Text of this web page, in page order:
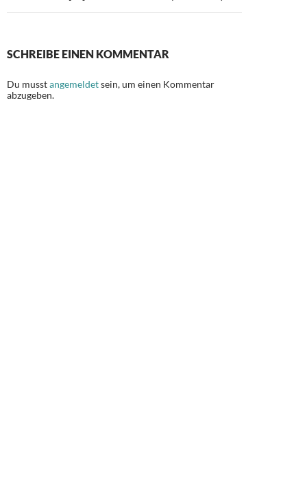
SCHREIBE EINEN KOMMENTAR
Du musstangemeldetsein, um einen Kommentar
abzugeben.